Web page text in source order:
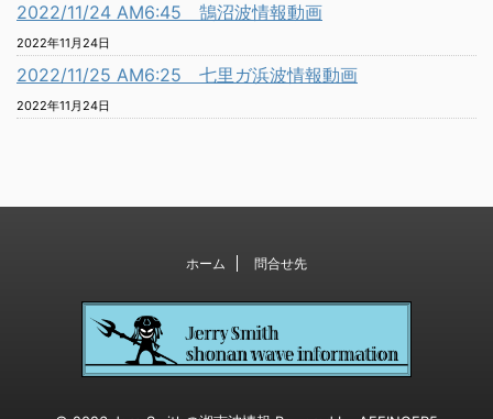
2022/11/24 AM6:45 鵠沼波情報動画
2022年11月24日
2022/11/25 AM6:25 七里ガ浜波情報動画
2022年11月24日
ホーム 問合せ先